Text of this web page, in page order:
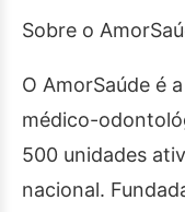
Sobre o
O AmorSaúde é
médico-
500 unidades
nacional.